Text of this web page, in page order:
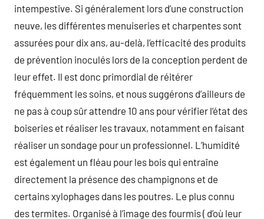
intempestive. Si généralement lors d’une construction
neuve, les différentes menuiseries et charpentes sont
assurées pour dix ans, au-delà, l’efficacité des produits
de prévention inoculés lors de la conception perdent de
leur effet. Il est donc primordial de réitérer
fréquemment les soins, et nous suggérons d’ailleurs de
ne pas à coup sûr attendre 10 ans pour vérifier l’état des
boiseries et réaliser les travaux, notamment en faisant
réaliser un sondage pour un professionnel. L’humidité
est également un fléau pour les bois qui entraîne
directement la présence des champignons et de
certains xylophages dans les poutres. Le plus connu
des termites. Organisé à l’image des fourmis ( d’où leur